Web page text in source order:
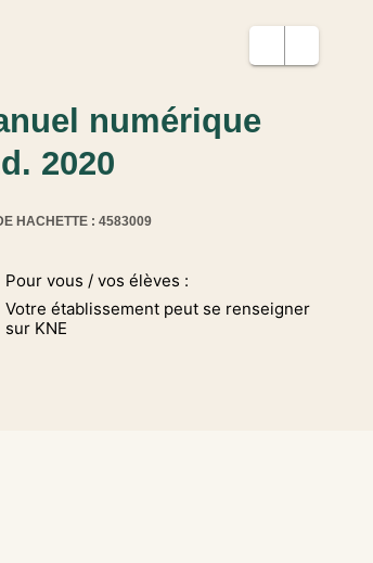
numérique
2020
HACHETTE : 4583009
Pour vous / vos élèves :
Votre établissement peut se renseigner
sur KNE